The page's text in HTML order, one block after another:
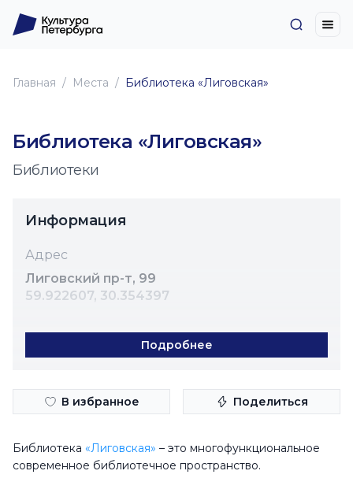
Главная Места Библиотека «Лиговская»
Библиотека «Лиговская»
Библиотеки
Информация
Адрес
Лиговский пр-т, 99
59.922607, 30.354397
Построить маршрут
Подробнее
В избранное Поделиться
Библиотека «Лиговская» – это многофункциональное
современное библиотечное пространство.